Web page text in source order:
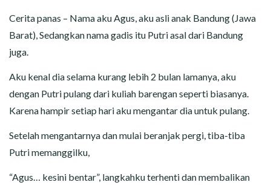
Cerita panas – Nama aku Agus, aku asli anak Bandung (Jawa
Barat), Sedangkan nama gadis itu Putri asal dari Bandung
juga.
Aku kenal dia selama kurang lebih 2 bulan lamanya, aku
dengan Putri pulang dari kuliah barengan seperti biasanya.
Karena hampir setiap hari aku mengantar dia untuk pulang.
Setelah mengantarnya dan mulai beranjak pergi, tiba-tiba
Putri memanggilku,
“Agus… kesini bentar”, langkahku terhenti dan membalikan
CERITA NAKAL
CERITA SPERMA
CERITA HOT MAMA